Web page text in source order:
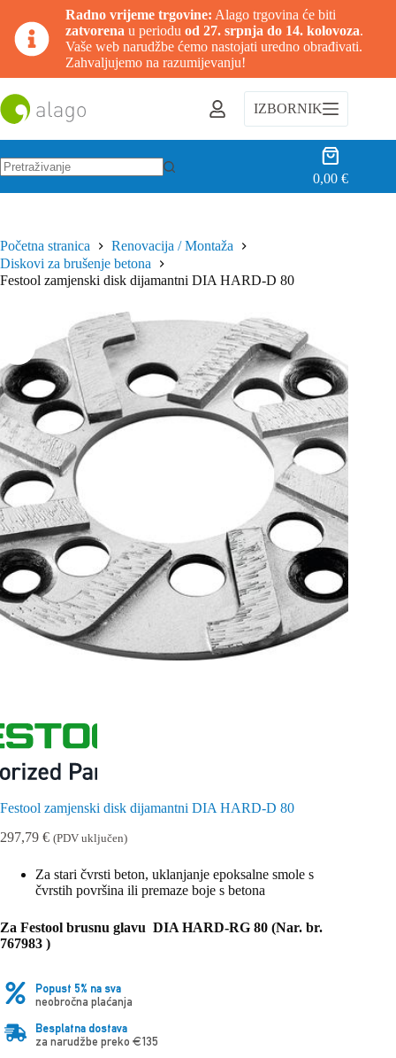
Radno vrijeme trgovine: Alago trgovina će biti
zatvorena u periodu od 27. srpnja do 14. kolovoza.
Vaše web narudžbe ćemo nastojati uredno obrađivati.
Zahvaljujemo na razumijevanju!
na
sadržaj
IZBORNIK
Košarica
0,00€
Početna stranica
Renovacija / Montaža
Diskovi za brušenje betona
Festool zamjenski disk dijamantni DIA HARD-D 80
Festool zamjenski disk dijamantni DIA HARD-D 80
297,79 € (PDV uključen)
Za stari čvrsti beton, uklanjanje epoksalne smole s
čvrstih površina ili premaze boje s betona
Za Festool brusnu glavu DIA HARD-RG 80 (Nar. br.
767983 )
Popust 5% na sva
neobročna plaćanja
Besplatna dostava
za narudžbe preko €135